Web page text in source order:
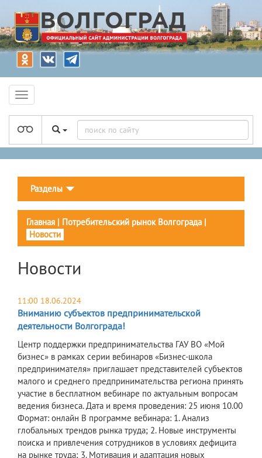
Разделы
Главная | Потребительский рынок Волгограда |
Новости
Новости
11:00 18.06.2024
Вниманию субъектов предпринимательской
деятельности Волгограда!
Центр поддержки предпринимательства ГАУ ВО «Мой
бизнес» в рамках серии вебинаров «Бизнес-школа
предпринимателя» приглашает представителей субъектов
малого и среднего предпринимательства региона принять
участие в бесплатном вебинаре по актуальным вопросам
ведения бизнеса. Дата и время проведения: 25 июня 10.00
Формат: онлайн В программе вебинара: 1. Анализ
глобальных трендов рынка труда; 2. Новые инструменты
поиска и привлечения сотрудников в условиях дефицита
на рынке труда; 3. Мотивация и адаптация новых